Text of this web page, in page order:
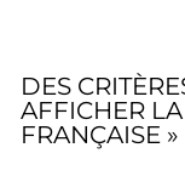
DES
AFFICHER
FRANÇAISE »